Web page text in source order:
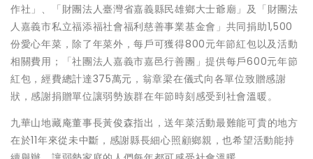
作社」、「財團法人臺灣省嘉義縣民雄鄉大士爺廟」及「財團法
人嘉義市私立福添福社會福利慈善事業基金會」共同捐助1,500
份愛心年菜，除了年菜外，每戶可獲得800元年節紅包以及活動
相關費用；「社團法人嘉義市嘉邑行善團」提供每戶600元年節
紅包，經費總計達375萬元，翁章梁在儀式向各單位致贈感謝
狀，感謝捐贈單位讓弱勢族群在年節時刻感受到社會溫暖。
九華山地藏庵董事長黃俊森指出，送年菜活動最難能可貴的地方
在於11年來從未中斷，感謝縣長細心照顧鄉親，也希望活動能持